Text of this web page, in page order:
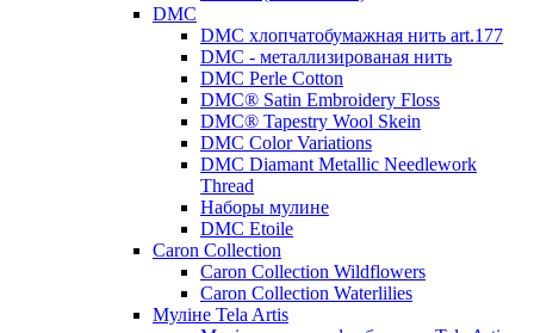
DMC
DMC хлопчатобумажная нить art.177
DMC - металлизированая нить
DMC Perle Cotton
DMC® Satin Embroidery Floss
DMC® Tapestry Wool Skein
DMC Color Variations
DMC Diamant Metallic Needlework
Thread
Наборы мулине
DMC Etoile
Caron Collection
Caron Collection Wildflowers
Caron Collection Waterlilies
Муліне Tela Artis